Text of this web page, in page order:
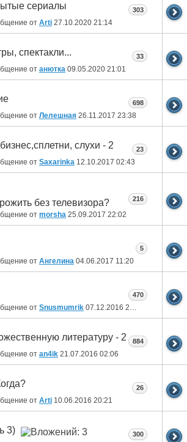
сериалы
от Arti 27.10.2020 21:14
303
спектакли...
от анютка 09.05.2020 21:01
33
от Лелешная 26.11.2017 23:38
698
слухи - 2
от Saxarinka 12.10.2017 02:43
23
без телевизора?
от morsha 25.09.2017 22:02
216
от Ангелина 04.06.2017 11:20
5
от Snusmumrik 07.12.2016 20:22
470
литературу - 2
от an4ik 21.07.2016 02:06
884
от Arti 10.06.2016 20:21
26
3) 300